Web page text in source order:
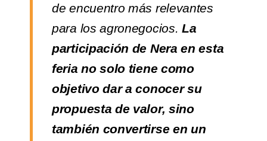
de encuentro más relevantes
para los agronegocios.La
participación de Nera en esta
feria no solo tiene como
objetivo dar a conocer su
propuesta de valor, sino
también convertirse en un